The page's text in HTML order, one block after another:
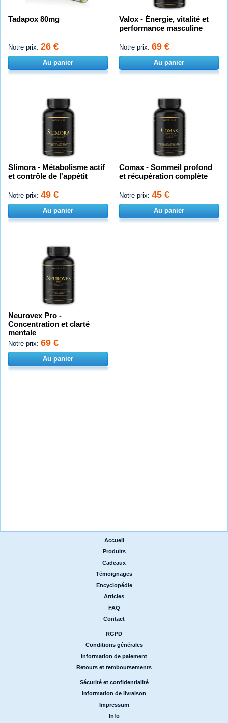
Tadapox 80mg
Notre prix: 26 €
Au panier
Valox - Énergie, vitalité et
performance masculine
Notre prix: 69 €
Au panier
Slimora - Métabolisme actif
et contrôle de l'appétit
Notre prix: 49 €
Au panier
Comax - Sommeil profond
et récupération complète
Notre prix: 45 €
Au panier
Neurovex Pro -
Concentration et clarté
mentale
Notre prix: 69 €
Au panier
Accueil
Produits
Cadeaux
Témoignages
Encyclopédie
Articles
FAQ
Contact
RGPD
Conditions générales
Information de paiement
Retours et remboursements
Sécurité et confidentialité
Information de livraison
Impressum
Info